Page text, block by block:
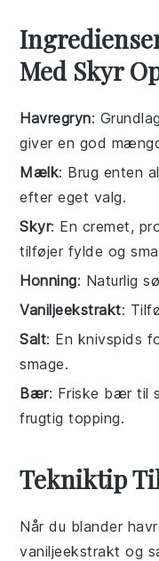
Med Skyr
Havregryn:
giver en god
Mælk: Brug enten
efter eget valg.
Skyr: En cremet,
tilføjer fylde og
Honning: Naturlig
Vaniljeekstrakt:
Salt: En knivspids
smage.
Bær: Friske bær til
frugtig topping.
Tekniktip
Når du blander
vaniljeekstrakt og